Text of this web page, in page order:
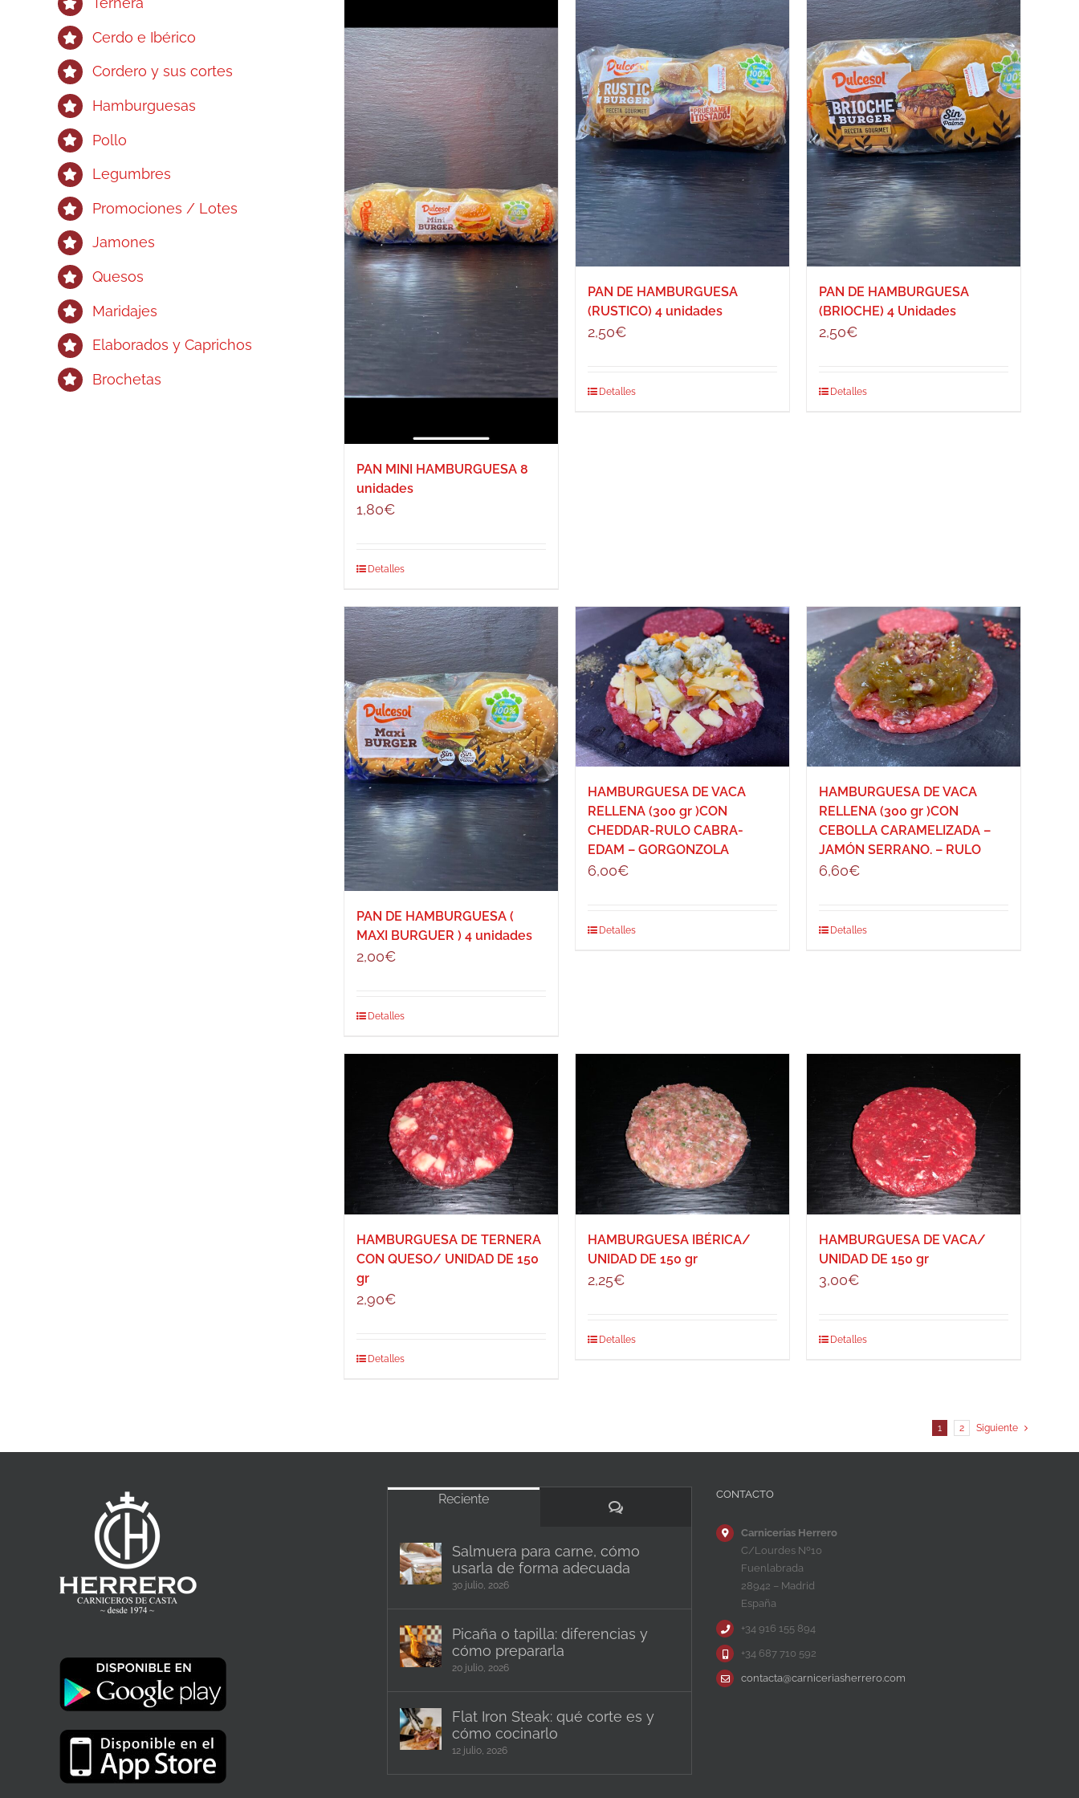
PAN MINI HAMBURGUESA 8
unidades
1,80€
Detalles
PAN DE HAMBURGUESA
(RUSTICO) 4 unidades
2,50€
Detalles
PAN DE HAMBURGUESA
(BRIOCHE) 4 Unidades
2,50€
Detalles
PAN DE HAMBURGUESA (
MAXI BURGUER ) 4 unidades
2,00€
Detalles
HAMBURGUESA DE VACA
RELLENA (300 gr )CON
CHEDDAR-RULO CABRA-
EDAM – GORGONZOLA
6,00€
Detalles
HAMBURGUESA DE VACA
RELLENA (300 gr )CON
CEBOLLA CARAMELIZADA –
JAMÓN SERRANO. – RULO
6,60€
Detalles
HAMBURGUESA DE TERNERA
CON QUESO/ UNIDAD DE 150
gr
2,90€
Detalles
HAMBURGUESA IBÉRICA/
UNIDAD DE 150 gr
2,25€
Detalles
HAMBURGUESA DE VACA/
UNIDAD DE 150 gr
3,00€
Detalles
1 2 Siguiente
Cerdo e Ibérico
Cordero y sus cortes
Hamburguesas
Pollo
Legumbres
Promociones / Lotes
Jamones
Quesos
Maridajes
Elaborados y Caprichos
Brochetas
Reciente
Comentarios
Salmuera para carne, cómo
usarla de forma adecuada
30 julio, 2026
Picaña o tapilla: diferencias y
cómo prepararla
20 julio, 2026
Flat Iron Steak: qué corte es y
cómo cocinarlo
12 julio, 2026
CONTACTO
Carnicerías Herrero
C/Lourdes Nº10
Fuenlabrada
28942 – Madrid
España
+34 916 155 894
+34 687 710 592
contacta@carniceriasherrero.com